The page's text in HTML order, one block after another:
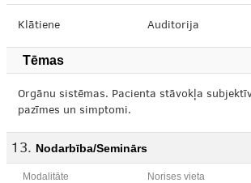
Klātiene Auditorija
Tēmas
Orgānu sistēmas. Pacienta stāvokļa
pazīmes un simptomi.
Nodarbība/Seminārs
Modalitāte Norises vieta